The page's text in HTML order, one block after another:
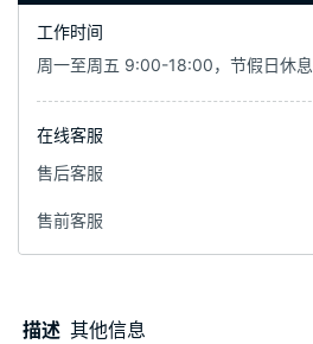
工作时间
周一至周五 9:00-18:00，节假日休息
在线客服
售后客服
售前客服
描述 其他信息